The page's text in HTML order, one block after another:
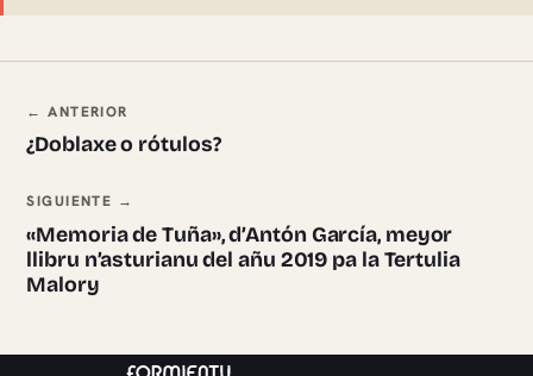
Navegación ente pieces
← ANTERIOR
¿Doblaxe o rótulos?
SIGUIENTE →
«Memoria de Tuña», d’Antón García, meyor
llibru n’asturianu del añu 2019 pa la Tertulia
Malory